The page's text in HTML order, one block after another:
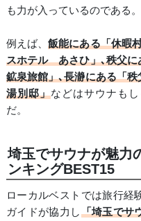
も力が入っているのである。
例えば、飯能にある「休暇
スホテル あさひ」､秩父
鉱泉旅館」､長瀞にある「
湯別邸」などはサウナも
だ。
埼玉でサウナが魅力
ンキングBEST15
ローカルベストでは旅行経
ガイドが協力し「埼玉でサ